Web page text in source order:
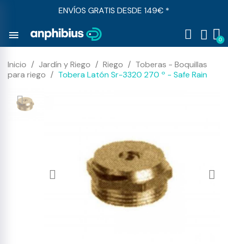
ENVÍOS GRATIS DESDE 149€ *
menu
Inicio Jardín y Riego Riego
Toberas - Boquillas
para riego
Tobera Latón Sr-3320 270 º - Safe Rain